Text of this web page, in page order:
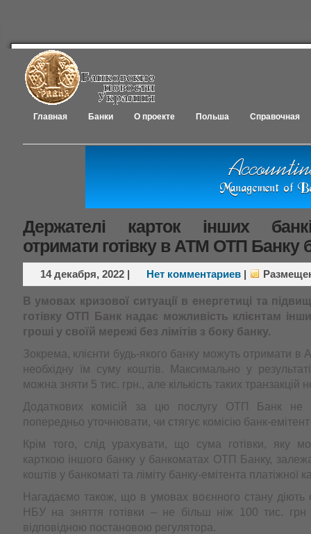
Главная Банки О проекте Польша Справочная
Держателі карток інших
отримати готівку в АТМ ОТП Банку
14 декабря, 2022| Нет комментариев |
В умовах кризової ситуації в енергетиці та
готівку ОТП Банк надає можливість клієнтам
гроші у своїй мережі без лімітів з боку банку.
Зокрема, клієнти будь-якого банку можуть отримати
необхідну їм суму коштів. Максимально у результаті
можна зняти 5 тис. грн., але кількість таких транзакцій
Додаткових комісій за цю послугу ОТП Банк не
попередньо уточнювати, чи стягує комісію банк-емітент
Крім того, слід урахувати, що сума готівки, яку
карткою іншого банку у банкоматах ОТП Банку,
коштів у банкоматі та ліміту банку-емітента платіжної
Нагадаємо також, що в умовах воєнного стану
НБУ на зняття готівки – не більш ніж 100 тис. грн
відповідною постановою регулятора.